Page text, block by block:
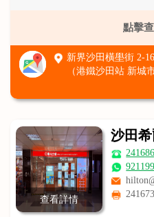
點擊
新界沙田橫壆街 2-
（港鐵沙田站 新城
查看詳情
沙田